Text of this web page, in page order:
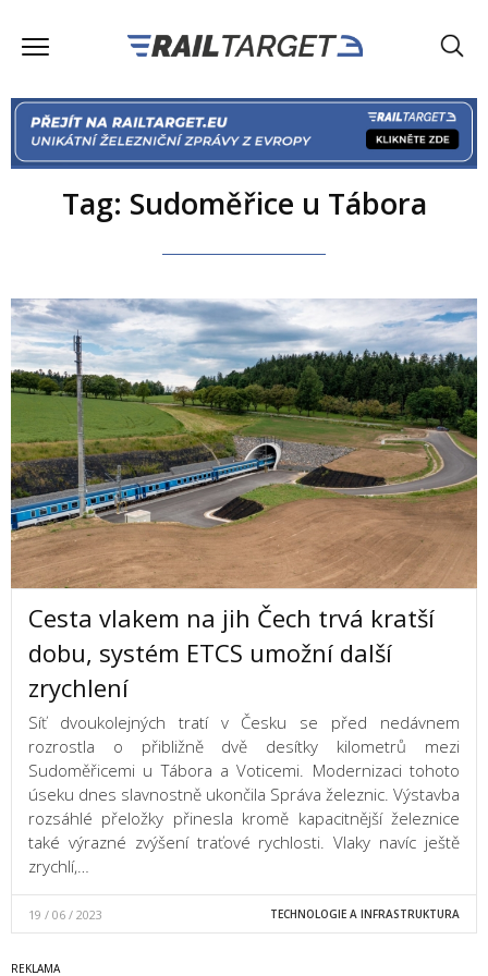
Tag: Sudoměřice u Tábora
Cesta vlakem na jih Čech trvá kratší
dobu, systém ETCS umožní další
zrychlení
Síť dvoukolejných tratí v Česku se před nedávnem
rozrostla o přibližně dvě desítky kilometrů mezi
Sudoměřicemi u Tábora a Voticemi. Modernizaci tohoto
úseku dnes slavnostně ukončila Správa železnic. Výstavba
rozsáhlé přeložky přinesla kromě kapacitnější železnice
také výrazné zvýšení traťové rychlosti. Vlaky navíc ještě
zrychlí,…
19 / 06 / 2023 TECHNOLOGIE A INFRASTRUKTURA